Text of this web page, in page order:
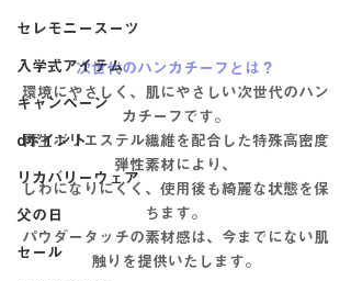
セレモニースーツ
入学式アイテム
キャンペーン
dポイント
リカバリーウェア
父の日
セール
次世代のハンカチーフとは？
環境にやさしく、肌にやさしい次世代のハン
カチーフです。
再生ポリエステル繊維を配合した特殊高密度
弾性素材により、
しわになりにくく、使用後も綺麗な状態を保
ちます。
パウダータッチの素材感は、今までにない肌
触りを提供いたします。